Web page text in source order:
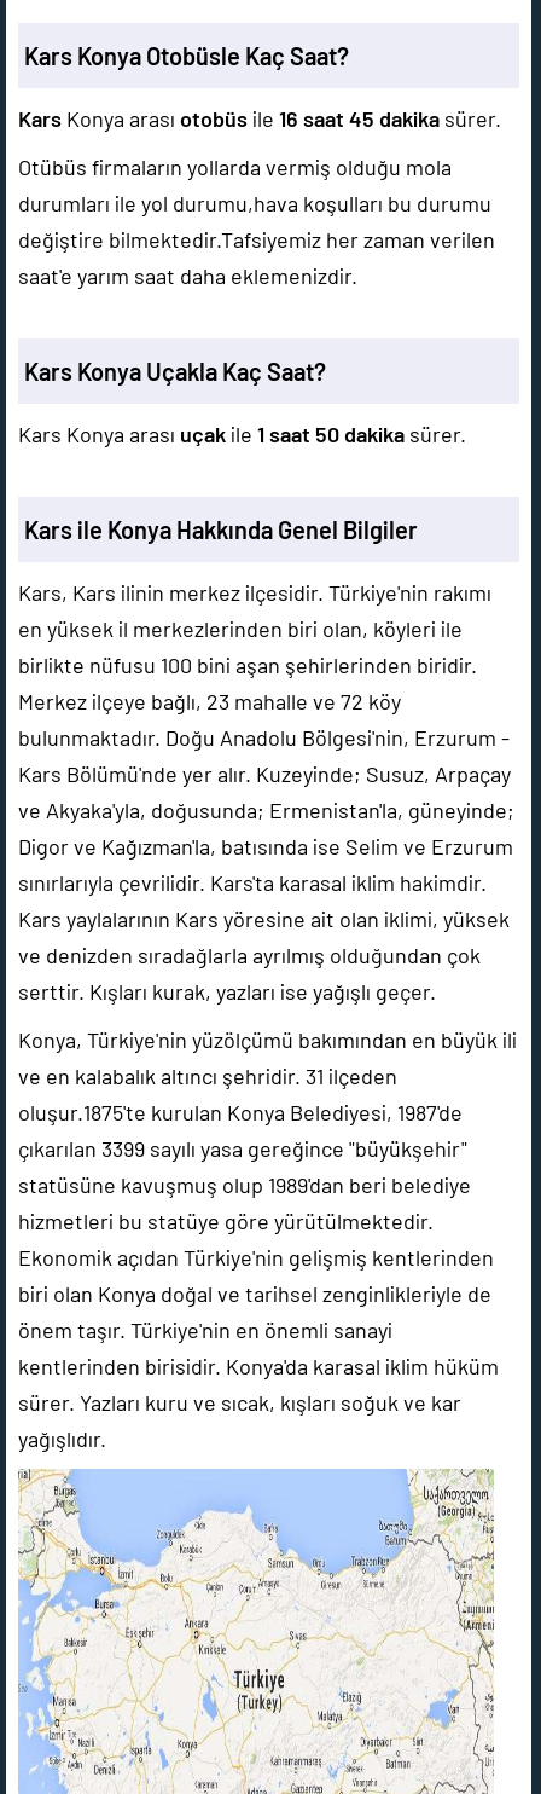
Kars Konya Otobüsle Kaç Saat?
Kars Konya arası otobüs ile 16 saat 45 dakika sürer.
Otübüs firmaların yollarda vermiş olduğu mola
durumları ile yol durumu,hava koşulları bu durumu
değiştire bilmektedir.Tafsiyemiz her zaman verilen
saat'e yarım saat daha eklemenizdir.
Kars Konya Uçakla Kaç Saat?
Kars Konya arası uçak ile 1 saat 50 dakika sürer.
Kars ile Konya Hakkında Genel Bilgiler
Kars, Kars ilinin merkez ilçesidir. Türkiye'nin rakımı
en yüksek il merkezlerinden biri olan, köyleri ile
birlikte nüfusu 100 bini aşan şehirlerinden biridir.
Merkez ilçeye bağlı, 23 mahalle ve 72 köy
bulunmaktadır. Doğu Anadolu Bölgesi'nin, Erzurum -
Kars Bölümü'nde yer alır. Kuzeyinde; Susuz, Arpaçay
ve Akyaka'yla, doğusunda; Ermenistan'la, güneyinde;
Digor ve Kağızman'la, batısında ise Selim ve Erzurum
sınırlarıyla çevrilidir. Kars'ta karasal iklim hakimdir.
Kars yaylalarının Kars yöresine ait olan iklimi, yüksek
ve denizden sıradağlarla ayrılmış olduğundan çok
serttir. Kışları kurak, yazları ise yağışlı geçer.
Konya, Türkiye'nin yüzölçümü bakımından en büyük ili
ve en kalabalık altıncı şehridir. 31 ilçeden
oluşur.1875'te kurulan Konya Belediyesi, 1987'de
çıkarılan 3399 sayılı yasa gereğince "büyükşehir"
statüsüne kavuşmuş olup 1989'dan beri belediye
hizmetleri bu statüye göre yürütülmektedir.
Ekonomik açıdan Türkiye'nin gelişmiş kentlerinden
biri olan Konya doğal ve tarihsel zenginlikleriyle de
önem taşır. Türkiye'nin en önemli sanayi
kentlerinden birisidir. Konya'da karasal iklim hüküm
sürer. Yazları kuru ve sıcak, kışları soğuk ve kar
yağışlıdır.